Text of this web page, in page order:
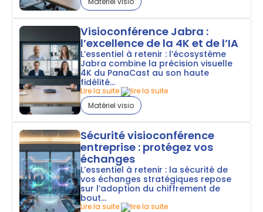
Visioconférence Jabra :
l’excellence de la 4K et de l’IA
L’essentiel à retenir : l’écosystème
Jabra combine la précision visuelle
4K du PanaCast au son haute
fidélité...
Lire la suite
Matériel visio
Sécurité visioconférence
entreprise : protégez vos
échanges
L’essentiel à retenir : la sécurité de
vos échanges stratégiques repose
sur l’adoption du chiffrement de
bout...
Lire la suite